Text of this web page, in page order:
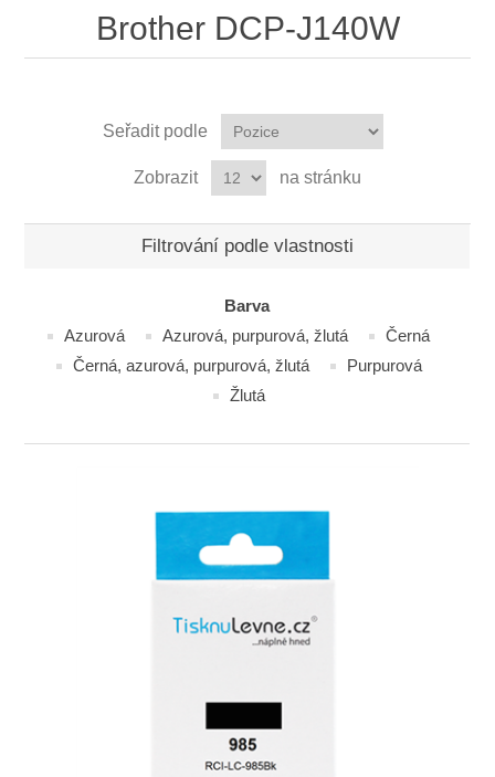
Brother DCP-J140W
Seřadit podle
Zobrazit na stránku
Filtrování podle vlastnosti
Barva
Azurová
Azurová, purpurová, žlutá
Černá
Černá, azurová, purpurová, žlutá
Purpurová
Žlutá